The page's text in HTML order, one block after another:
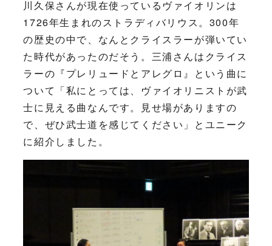
川久保さんが現在使っているヴァイオリンは
1726年生まれのストラディバリウス。300年
の歴史の中で、なんとクライスラーが弾いてい
た時代があったのだそう。三浦さんはクライス
ラーの『プレリュードとアレグロ』という曲に
ついて「私にとっては、ヴァイオリニストが武
士に見える曲なんです。見せ場がありますの
で、ぜひ武士道を感じてください」とユニーク
に紹介しました。